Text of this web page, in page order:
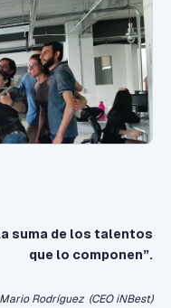
suma de los talentos
que lo componen”.
Rodríguez (CEO iNBest)